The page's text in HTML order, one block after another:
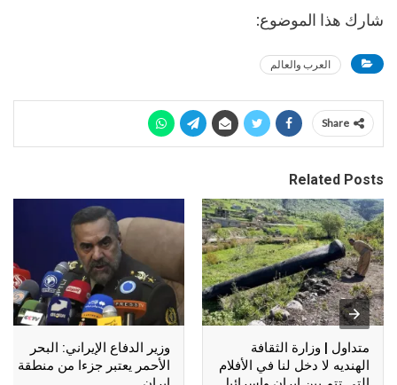
شارك هذا الموضوع:
العرب والعالم
Share
Related Posts
متداول | وزارة الثقافة
الهنديه لا دخل لنا في الأفلام
وزير الدفاع الإيراني: البحر
الأحمر يعتبر جزءا من منطقة